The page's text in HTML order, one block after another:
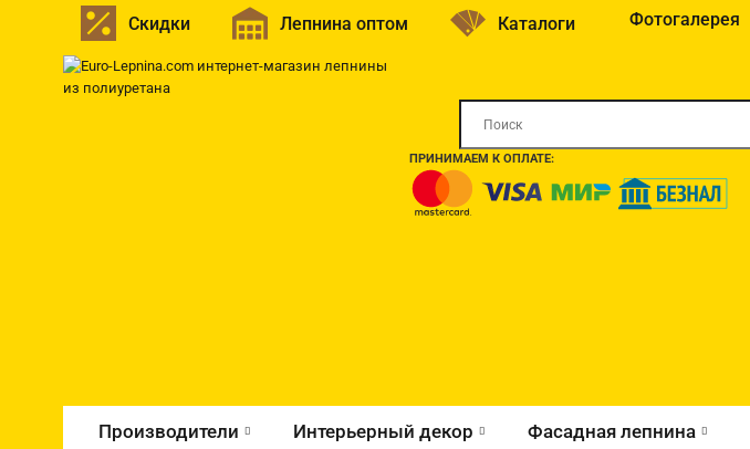
Скидки Лепнина оптом Каталоги Фотогалерея
ПРИНИМАЕМ К ОПЛАТЕ:
Производители Интерьерный декор Фасадная лепнина